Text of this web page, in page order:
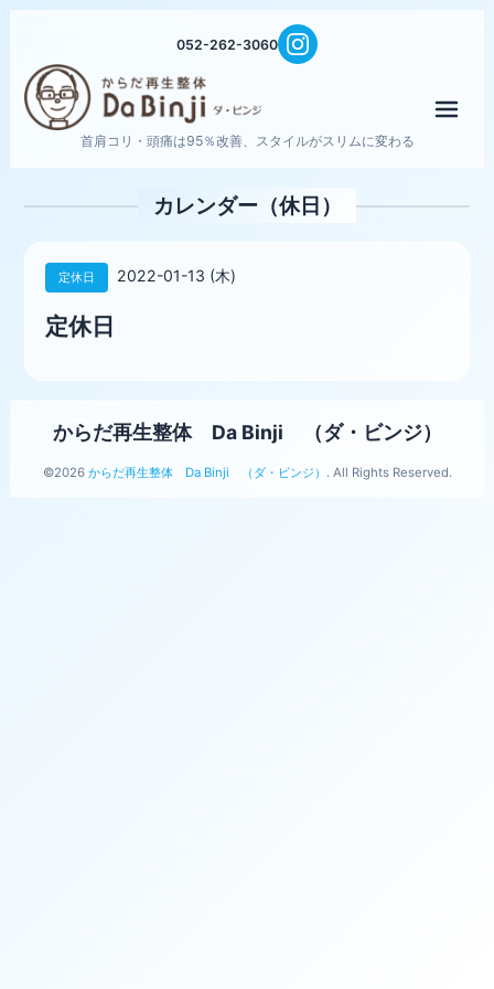
052-262-3060
首肩コリ・頭痛は95％改善、スタイルがスリムに変わる
カレンダー（休日）
定休日 2022-01-13 (木)
定休日
からだ再生整体 Da Binji （ダ・ビンジ）
©2026 からだ再生整体 Da Binji （ダ・ビンジ） . All Rights Reserved.